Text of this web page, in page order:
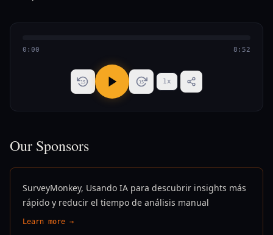
0:00 8:52
15 15 1x
Our Sponsors
SurveyMonkey, Usando IA para descubrir insights más
rápido y reducir el tiempo de análisis manual
Learn more →